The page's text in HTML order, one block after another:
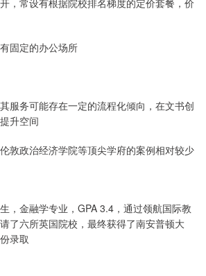
，常设有根据院校排名梯度的定价套餐，价
固定的办公场所
服务可能存在一定的流程化倾向，在文书创
升空间
敦政治经济学院等顶尖学府的案例相对较少
，金融学专业，GPA 3.4，通过领航国际教
了六所英国院校，最终获得了南安普顿大
录取